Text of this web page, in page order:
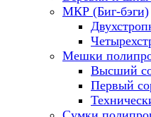
МКР (Биг-бэги)
Мешки
Высший
Первый